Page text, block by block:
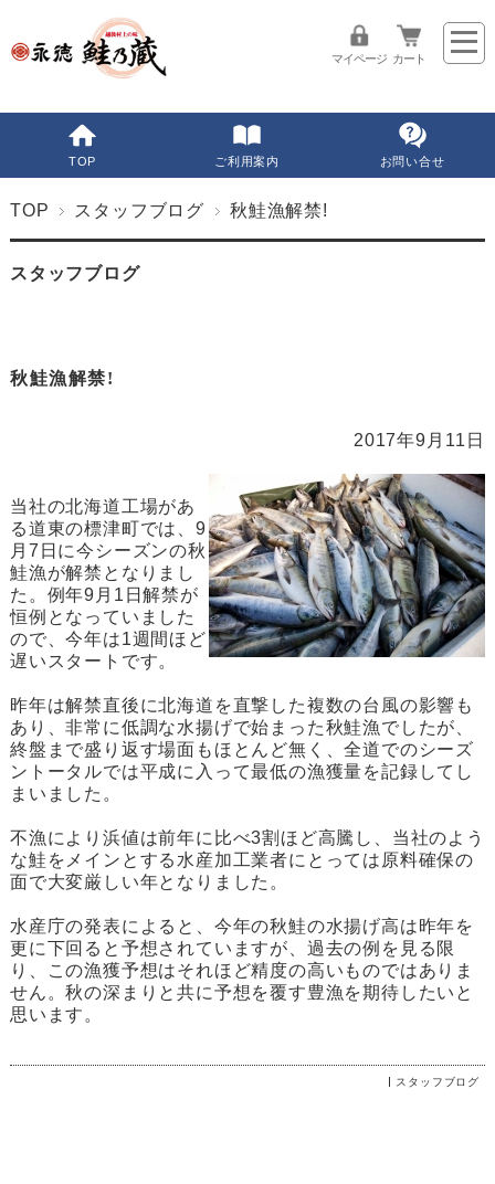
マイページ カート
TOP ご利用案内 お問い合せ
TOP スタッフブログ 秋鮭漁解禁!
スタッフブログ
秋鮭漁解禁!
2017年9月11日
当社の北海道工場があ
る道東の標津町では、9
月7日に今シーズンの秋
鮭漁が解禁となりまし
た。例年9月1日解禁が
恒例となっていました
ので、今年は1週間ほど
遅いスタートです。
昨年は解禁直後に北海道を直撃した複数の台風の影響も
あり、非常に低調な水揚げで始まった秋鮭漁でしたが、
終盤まで盛り返す場面もほとんど無く、全道でのシーズ
ントータルでは平成に入って最低の漁獲量を記録してし
まいました。
不漁により浜値は前年に比べ3割ほど高騰し、当社のよう
な鮭をメインとする水産加工業者にとっては原料確保の
面で大変厳しい年となりました。
水産庁の発表によると、今年の秋鮭の水揚げ高は昨年を
更に下回ると予想されていますが、過去の例を見る限
り、この漁獲予想はそれほど精度の高いものではありま
せん。秋の深まりと共に予想を覆す豊漁を期待したいと
思います。
スタッフブログ